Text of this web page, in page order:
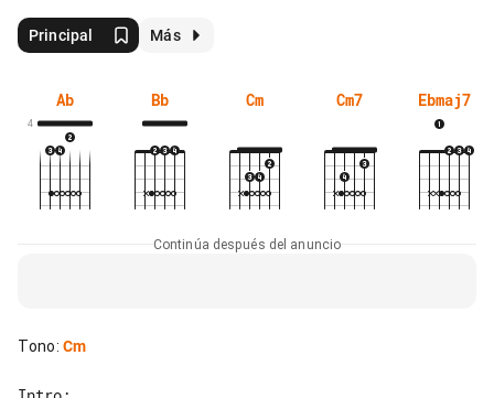
Principal Más
Ab
4
Bb Cm Cm7 Ebmaj7
Continúa después del anuncio
Tono: Cm